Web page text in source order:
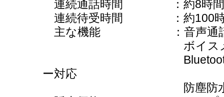
連続通話時間 ：約8時間
連続待受時間 ：約100
主な機能 ：音声通話（
ボイスメール/
Bluetooth/カラー
ー対応
防塵防水対応（